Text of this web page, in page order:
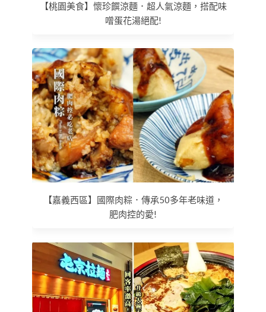
【桃園美食】懷珍饌涼麵．超人氣涼麵，搭配味
噌蛋花湯絕配!
【嘉義西區】國際肉粽．傳承50多年老味道，
肥肉控的愛!